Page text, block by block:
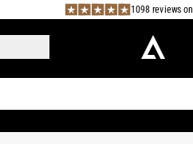
1098 reviews on